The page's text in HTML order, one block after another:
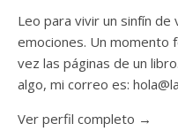
Leo para vivir un sinfín
emociones. Un momento
vez las páginas de un
algo, mi correo es:
Ver perfil completo →